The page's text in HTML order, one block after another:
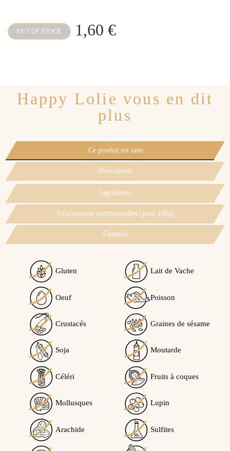
OUT OF STOCK 1,60 €
Happy Lolie vous en dit
plus
Ce produit est sans
Description
Ingrédients
Informations nutritionnelles (pour 100g)
Conseils
Gluten Lait de Vache
Oeuf Poisson
Crustacés Graines de sésame
Soja Moutarde
Céléri Fruits à coques
Mollusques Lupin
Arachide Sulfites